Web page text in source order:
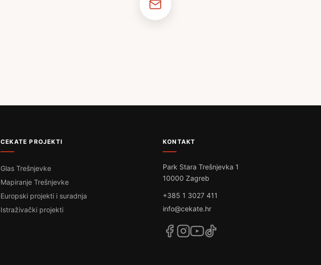
CEKATE PROJEKTI
Glas Trešnjevke
Mapiranje Trešnjevke
Europski projekti i suradnja
Istraživački projekti
KONTAKT
Park Stara Trešnjevka 1
10000 Zagreb
+385 1 3027 411
info@cekate.hr